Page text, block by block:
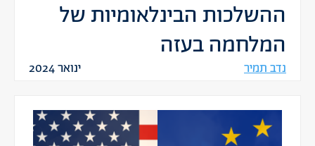
ההשלכות הבינלאומיות של
המלחמה בעזה
נדב תמיר ינואר 2024